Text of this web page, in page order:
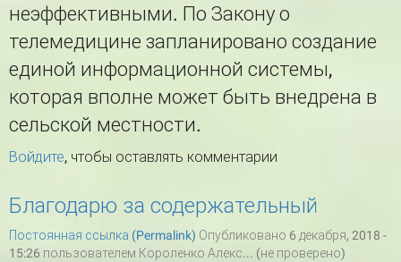
неэффективными. По Закону о
телемедицине запланировано создание
единой информационной системы,
которая вполне может быть внедрена в
сельской местности.
Войдите, чтобы оставлять комментарии
Благодарю за содержательный
Постоянная ссылка (Permalink) Опубликовано 6 декабря, 2018 -
15:26 пользователем Короленко Алекс... (не проверено)